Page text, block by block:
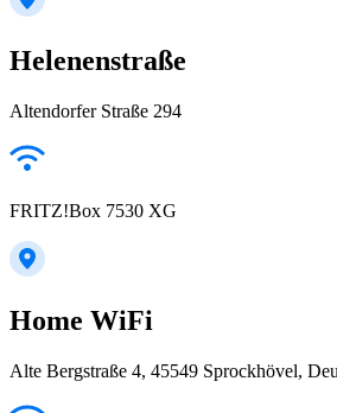
Helenenstraße
Altendorfer Straße 294
FRITZ!Box 7530 XG
Home WiFi
Alte Bergstraße 4, 45549 Sprockhövel,